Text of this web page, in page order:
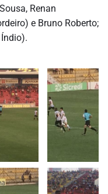
Renan
e Bruno Roberto;